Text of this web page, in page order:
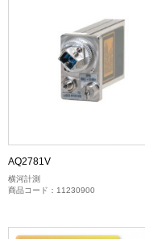
AQ2781V
横河計測
商品コード：11230900